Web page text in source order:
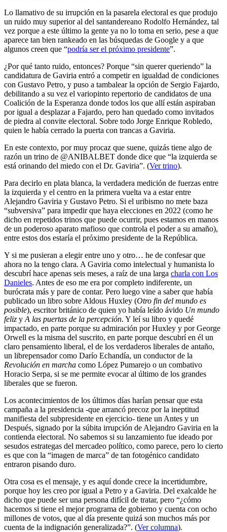
Lo llamativo de su irrupción en la pasarela electoral es que produjo
un ruido muy superior al del santandereano Rodolfo Hernández, tal
vez porque a este último la gente ya no lo toma en serio, pese a que
aparece tan bien rankeado en las búsquedas de Google y a que
algunos creen que “podría ser el próximo presidente”.
¿Por qué tanto ruido, entonces? Porque “sin querer queriendo” la
candidatura de Gaviria entró a competir en igualdad de condiciones
con Gustavo Petro, y puso a tambalear la opción de Sergio Fajardo,
debilitando a su vez el variopinto repertorio de candidatos de una
Coalición de la Esperanza donde todos los que allí están aspiraban
por igual a desplazar a Fajardo, pero han quedado como invitados
de piedra al convite electoral. Sobre todo Jorge Enrique Robledo,
quien le había cerrado la puerta con trancas a Gaviria.
En este contexto, por muy procaz que suene, quizás tiene algo de
razón un trino de @ANIBALBET donde dice que “la izquierda se
está orinando del miedo con el Dr. Gaviria”. (Ver trino).
Para decirlo en plata blanca, la verdadera medición de fuerzas entre
la izquierda y el centro en la primera vuelta va a estar entre
Alejandro Gaviria y Gustavo Petro. Si el uribismo no mete baza
“subversiva” para impedir que haya elecciones en 2022 (como he
dicho en repetidos trinos que puede ocurrir, pues estamos en manos
de un poderoso aparato mafioso que controla el poder a su amaño),
entre estos dos estaría el próximo presidente de la República.
Y si me pusieran a elegir entre uno y otro… he de confesar que
ahora no la tengo clara. A Gaviria como intelectual y humanista lo
descubrí hace apenas seis meses, a raíz de una larga charla con Los
Danieles. Antes de eso me era por completo indiferente, un
burócrata más y pare de contar. Pero luego vine a saber que había
publicado un libro sobre Aldous Huxley (Otro fin del mundo es
posible), escritor británico de quien yo había leído ávido Un mundo
feliz y A las puertas de la percepción. Y leí su libro y quedé
impactado, en parte porque su admiración por Huxley y por George
Orwell es la misma del suscrito, en parte porque descubrí en él un
claro pensamiento liberal, el de los verdaderos liberales de antaño,
un librepensador como Darío Echandía, un conductor de la
Revolución en marcha como López Pumarejo o un combativo
Horacio Serpa, si se me permite evocar al último de los grandes
liberales que se fueron.
Los acontecimientos de los últimos días harían pensar que esta
campaña a la presidencia -que arrancó precoz por la ineptitud
manifiesta del subpresidente en ejercicio- tiene un Antes y un
Después, signado por la súbita irrupción de Alejandro Gaviria en la
contienda electoral. No sabemos si su lanzamiento fue ideado por
sesudos estrategas del mercadeo político, como parece, pero lo cierto
es que con la “imagen de marca” de tan fotogénico candidato
entraron pisando duro.
Otra cosa es el mensaje, y es aquí donde crece la incertidumbre,
porque hoy les creo por igual a Petro y a Gaviria. Del exalcalde he
dicho que puede ser una persona difícil de tratar, pero “¿cómo
hacemos si tiene el mejor programa de gobierno y cuenta con ocho
millones de votos, que al día presente quizá son muchos más por
cuenta de la indignación generalizada?”. (Ver columna).